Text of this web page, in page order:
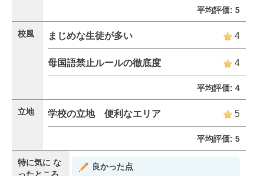
平均評価: 5
校風 まじめな生徒が多い 4
母国語禁止ルールの徹底度 4
平均評価: 4
立地 学校の立地 便利なエリア 5
平均評価: 5
特に気に な
ったところ
良かった点